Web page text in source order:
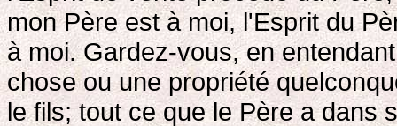
mon Père est à moi, l'Esprit du
à moi. Gardez-vous, en
chose ou une propriété
le fils; tout ce que le Père a dans